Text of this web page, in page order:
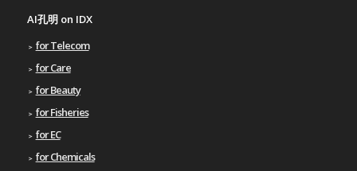
AI孔明 on IDX
for Telecom
for Care
for Beauty
for Fisheries
for EC
for Chemicals